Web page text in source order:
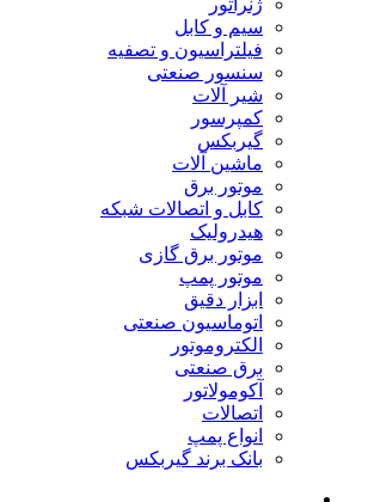
ژنراتور
سیم و کابل
فیلتراسیون و تصفیه
سنسور صنعتی
شیر آلات
کمپرسور
گیربکس
ماشین آلات
موتور برق
کابل و اتصالات شبکه
هیدرولیک
موتور برق گازی
موتور پمپ
ابزار دقیق
اتوماسیون صنعتی
الکتروموتور
برق صنعتی
آکومولاتور
اتصالات
انواع پمپ
بانک برند گیربکس